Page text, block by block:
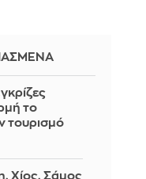
το
τουρισμό
Χίος, Σάμος